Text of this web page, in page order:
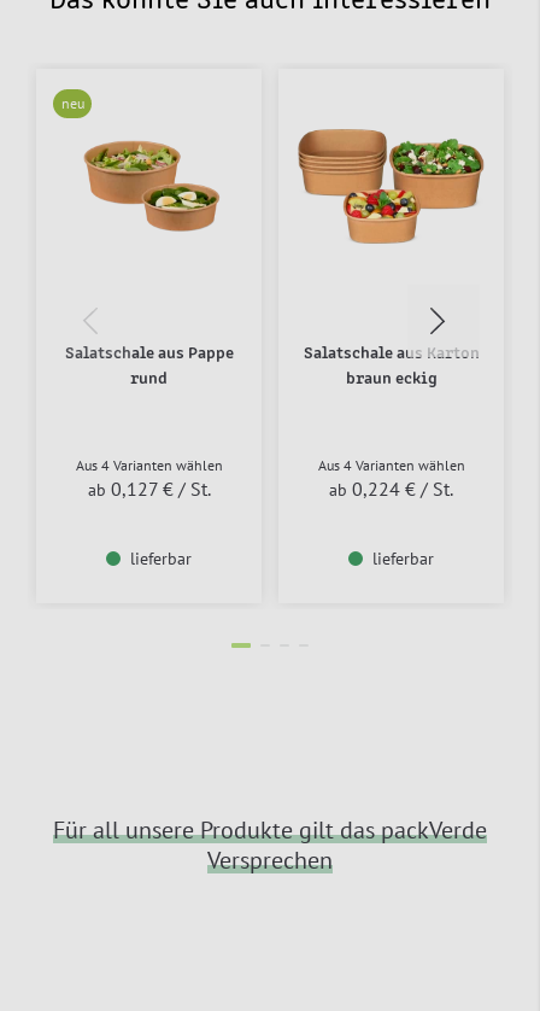
neu
Salatschale aus Pappe
rund
Aus 4 Varianten wählen
ab 0,127 € / St.
lieferbar
Salatschale aus Karton
braun eckig
Aus 4 Varianten wählen
ab 0,224 € / St.
lieferbar
Für all unsere Produkte gilt das packVerde
Versprechen